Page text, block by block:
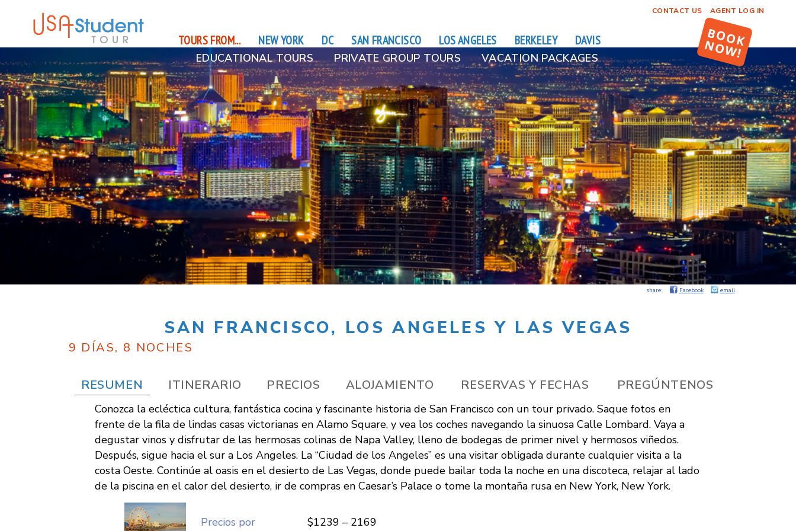
CONTACT US AGENT LOG IN
TOURS FROM... NEW YORK DC SAN FRANCISCO LOS ANGELES BERKELEY DAVIS
EDUCATIONAL TOURS PRIVATE GROUP TOURS VACATION PACKAGES
share: Facebook email
SAN FRANCISCO, LOS ANGELES Y LAS VEGAS
9 DÍAS, 8 NOCHES
RESUMEN ITINERARIO PRECIOS ALOJAMIENTO RESERVAS Y FECHAS PREGÚNTENOS
Conozca la ecléctica cultura, fantástica cocina y fascinante historia de San Francisco con un tour privado. Saque fotos en
frente de la fila de lindas casas victorianas en Alamo Square, y vea los coches navegando la sinuosa Calle Lombard. Vaya a
degustar vinos y disfrutar de las hermosas colinas de Napa Valley, lleno de bodegas de primer nivel y hermosos viñedos.
Después, sigue hacia el sur a Los Angeles. La “Ciudad de los Angeles” es una visitar obligada durante cualquier visita a la
costa Oeste. Continúe al oasis en el desierto de Las Vegas, donde puede bailar toda la noche en una discoteca, relajar al lado
de la piscina en el calor del desierto, ir de compras en Caesar’s Palace o tome la montaña rusa en New York, New York.
Precios por
$1239 – 2169